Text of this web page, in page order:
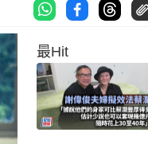
最Hit